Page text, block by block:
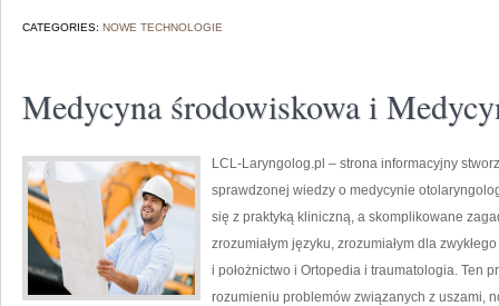
CATEGORIES: NOWE TECHNOLOGIE
Medycyna środowiskowa i
LCL-Laryngolog.pl – strona informacyjny
sprawdzonej wiedzy o medycynie
się z praktyką kliniczną, a skomplikowane
zrozumiałym języku, zrozumiałym dla
i położnictwo i Ortopedia i traumatologia. Ten
rozumieniu problemów związanych z uszami,